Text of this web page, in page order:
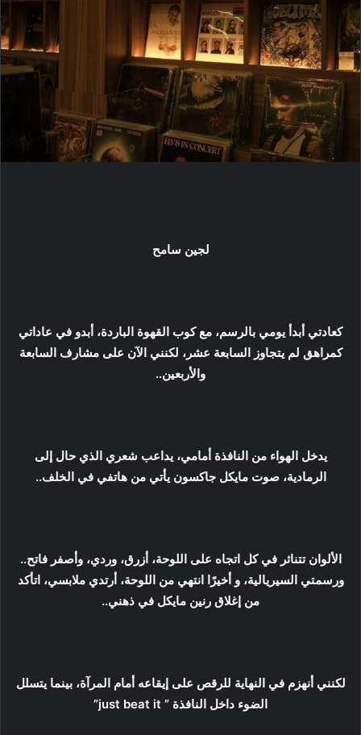
إ
ل
ك
ت
ر
و
ن
ي
ا
لجين سامح
كعادتي أبدأ يومي بالرسم، مع كوب القهوة الباردة، أبدو في عاداتي
كمراهق لم يتجاوز السابعة عشر، لكنني الآن على مشارف السابعة
والأربعين..
يدخل الهواء من النافذة أمامي، يداعب شعري الذي حال إلى
الرمادية، صوت مايكل جاكسون يأتي من هاتفي في الخلف..
الألوان تتناثر في كل اتجاه على اللوحة، أزرق، وردي، وأصفر فاتح..
ورسمتي السيريالية، و أخيرًا انتهي من اللوحة، أرتدي ملابسي، اتأكد
من إغلاق رنين مايكل في ذهني..
لكنني أنهزم في النهاية للرقص على إيقاعه أمام المرآة، بينما يتسلل
الضوء داخل النافذة ” just beat it”